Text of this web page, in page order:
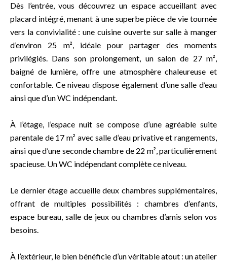
Dès l’entrée, vous découvrez un espace accueillant avec
placard intégré, menant à une superbe pièce de vie tournée
vers la convivialité : une cuisine ouverte sur salle à manger
d’environ 25 m², idéale pour partager des moments
privilégiés. Dans son prolongement, un salon de 27 m²,
baigné de lumière, offre une atmosphère chaleureuse et
confortable. Ce niveau dispose également d’une salle d’eau
ainsi que d’un WC indépendant.
À l’étage, l’espace nuit se compose d’une agréable suite
parentale de 17 m² avec salle d’eau privative et rangements,
ainsi que d’une seconde chambre de 22 m², particulièrement
spacieuse. Un WC indépendant complète ce niveau.
Le dernier étage accueille deux chambres supplémentaires,
offrant de multiples possibilités : chambres d’enfants,
espace bureau, salle de jeux ou chambres d’amis selon vos
besoins.
À l’extérieur, le bien bénéficie d’un véritable atout : un atelier